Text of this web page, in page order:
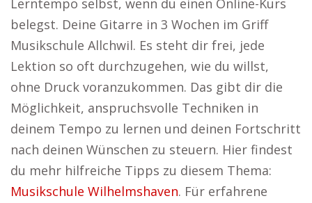
Lerntempo selbst, wenn du einen Online-Kurs
belegst. Deine Gitarre in 3 Wochen im Griff
Musikschule Allchwil. Es steht dir frei, jede
Lektion so oft durchzugehen, wie du willst,
ohne Druck voranzukommen. Das gibt dir die
Möglichkeit, anspruchsvolle Techniken in
deinem Tempo zu lernen und deinen Fortschritt
nach deinen Wünschen zu steuern. Hier findest
du mehr hilfreiche Tipps zu diesem Thema:
Musikschule Wilhelmshaven. Für erfahrene